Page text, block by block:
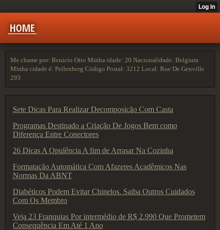
HOME
Me chame por: Benicio Otto Minha idade: 20 Nacionalidade: Belgium
Minha cidade é: Pellenberg Código Postal: 3212 Local: Rue De Genville
293
Sete Dicas Para Realizar Decomposição Com Casta
Programas Destinado a Criação De Jogos Bem como
Diferença Entre Conectores
26 Dicas A Opulência A fim de Arrasar Na Cozinha
Formatação Automática Com Afazeres Acadêmicos Nas
Normas Da ABNT
Diabéticos Podem Evitar Chinelos. Saiba Outros Cuidados
Com Os Membro
Veja 23 Franquias Por intermédio de R$ 2.990 Que Prometem
Consequência Em Até 1 Ano